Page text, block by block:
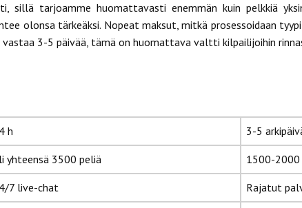
sillä tarjoamme huomattavasti enemmän kuin pelkkiä
olonsa tärkeäksi. Nopeat maksut, mitkä prosessoidaan
vastaa 3-5 päivää, tämä on huomattava valtti kilpailijoihin
h 3-5
yhteensä 3500 peliä 1500-
7 live-chat Rajatut